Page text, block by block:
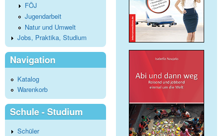
FÖJ
Jugendarbeit
Natur und Umwelt
Jobs, Praktika, Studium
Navigation
Katalog
Warenkorb
Schule - Studium
Schüler